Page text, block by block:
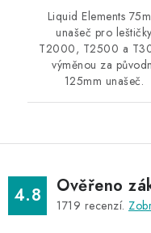
Liquid Elements
unašeč pro leštičky
T2000, T2500 a
výměnou za
125mm unašeč.
4.8 Ověřeno
1719 recenzí.